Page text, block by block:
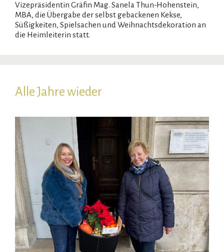
Vizepräsidentin Gräfin Mag. Sanela Thun-Hohenstein,
MBA, die Übergabe der selbst gebackenen Kekse,
Süßigkeiten, Spielsachen und Weihnachtsdekoration an
die Heimleiterin statt.
Alle Jahre wieder